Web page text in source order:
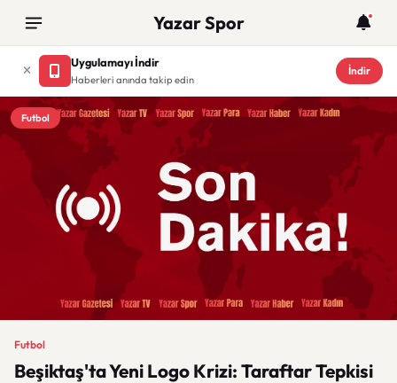
Yazar Spor
Uygulamayı İndir
Haberleri anında takip edin
İndir
Futbol
Futbol
Beşiktaş'ta Yeni Logo Krizi: Taraftar Tepkisi